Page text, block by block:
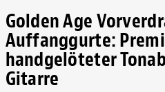
Golden Age
Auffanggurte:
handgelöteter
Gitarre